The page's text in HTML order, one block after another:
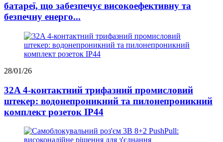
батареї, що забезпечує високоефективну та
безпечну енерго...
28/01/26
32A 4-контактний трифазний промисловий
штекер: водонепроникний та пилонепроникний
комплект розеток IP44